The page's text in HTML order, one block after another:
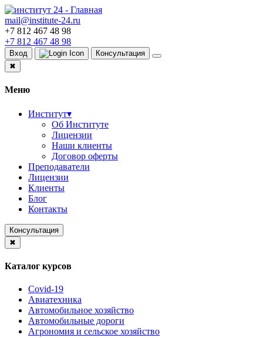
mail@institute-24.ru
+7 812 467 48 98
+7 812 467 48 98
Вход
Консультация
✖
Меню
Институт▾
Об Институте
Лицензии
Наши клиенты
Договор оферты
Преподаватели
Лицензии
Клиенты
Блог
Контакты
Консультация
✖
Каталог курсов
Covid-19
Авиатехника
Автомобильное хозяйство
Автомобильные дороги
Агрономия и сельское хозяйство